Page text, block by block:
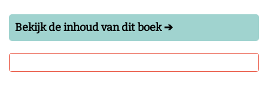
Bekijk de inhoud van dit boek ➔